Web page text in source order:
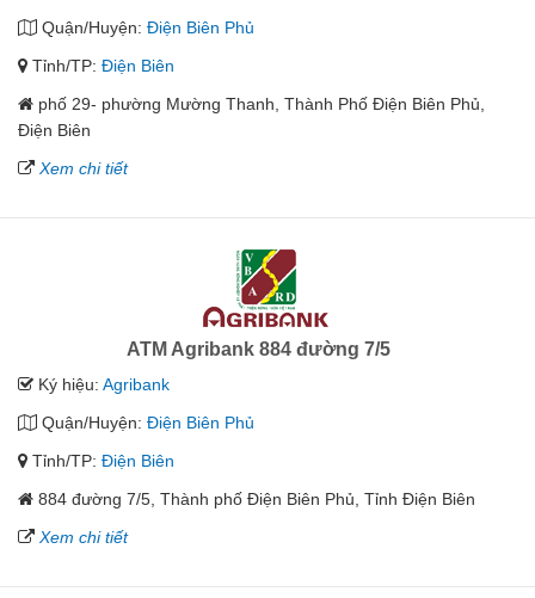
Quận/Huyện: Điện Biên Phủ
Tỉnh/TP: Điện Biên
phố 29- phường Mường Thanh, Thành Phố Điện Biên Phủ,
Điện Biên
Xem chi tiết
ATM Agribank 884 đường 7/5
Ký hiệu: Agribank
Quận/Huyện: Điện Biên Phủ
Tỉnh/TP: Điện Biên
884 đường 7/5, Thành phố Điện Biên Phủ, Tỉnh Điện Biên
Xem chi tiết